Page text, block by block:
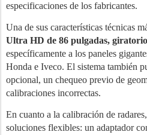
especificaciones de los fabricantes.
Una de sus características técnicas
Ultra HD de 86 pulgadas,
específicamente a los paneles
Honda e Iveco. El sistema también
opcional, un chequeo previo de
calibraciones incorrectas.
En cuanto a la calibración de
soluciones flexibles: un adaptador